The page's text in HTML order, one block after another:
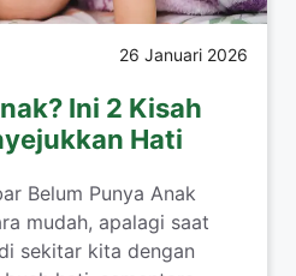
26 Januari 2026
Ini 2 Kisah
Hati
Belum Punya Anak
mudah, apalagi saat
sekitar kita dengan